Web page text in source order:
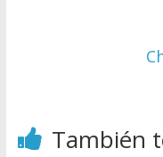
También